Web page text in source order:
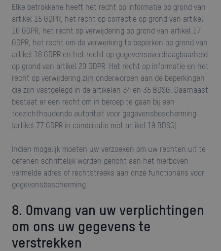
Elke betrokkene heeft het recht op informatie op grond van
artikel 15 GDPR, het recht op correctie op grond van artikel
16 GDPR, het recht op verwijdering op grond van artikel 17
GDPR, het recht om de verwerking te beperken op grond van
artikel 18 GDPR en het recht op gegevensoverdraagbaarheid
op grond van artikel 20 GDPR. Het recht op informatie en het
recht op verwijdering zijn onderworpen aan de beperkingen
die zijn vastgelegd in de artikelen 34 en 35 BDSG. Daarnaast
bestaat er een recht om in beroep te gaan bij een
toezichthoudende autoriteit voor gegevensbescherming
(artikel 77 GDPR in combinatie met artikel 19 BDSG).
Indien mogelijk moeten uw verzoeken om uw rechten uit te
oefenen schriftelijk worden gericht aan het hierboven
vermelde adres of rechtstreeks aan onze functionaris voor
gegevensbescherming.
8. Omvang van uw verplichtingen
om ons uw gegevens te
verstrekken